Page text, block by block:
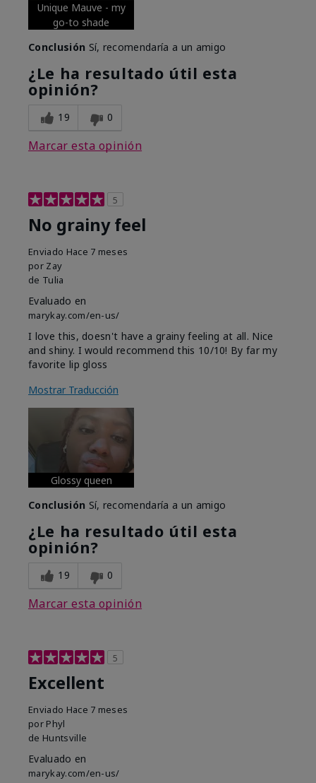
Unique Mauve - my
go-to shade
Conclusión Sí, recomendaría a un amigo
¿Le ha resultado útil esta
opinión?
19 0
Marcar esta opinión
5
No grainy feel
Enviado Hace 7 meses
por Zay
de Tulia
Evaluado en
marykay.com/en-us/
I love this, doesn't have a grainy feeling at all. Nice
and shiny. I would recommend this 10/10! By far my
favorite lip gloss
Mostrar Traducción
Glossy queen
Conclusión Sí, recomendaría a un amigo
¿Le ha resultado útil esta
opinión?
19 0
Marcar esta opinión
5
Excellent
Enviado Hace 7 meses
por Phyl
de Huntsville
Evaluado en
marykay.com/en-us/